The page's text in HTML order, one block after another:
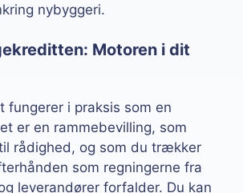
nybyggeri.
Motoren i dit
fungerer i praksis som en
er en rammebevilling, som
rådighed, og som du trækker
som regningerne fra
leverandører forfalder. Du kan